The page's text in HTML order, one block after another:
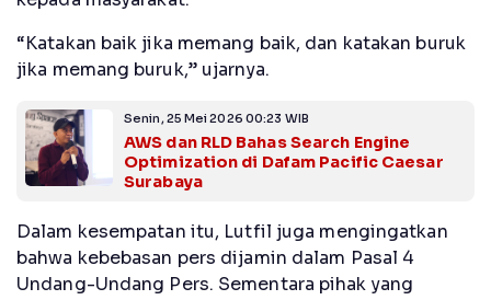
“Katakan baik jika memang baik, dan katakan buruk
jika memang buruk,” ujarnya.
Senin, 25 Mei 2026 00:23 WIB
AWS dan RLD Bahas Search Engine
Optimization di Dafam Pacific Caesar
Surabaya
Dalam kesempatan itu, Lutfil juga mengingatkan
bahwa kebebasan pers dijamin dalam Pasal 4
Undang-Undang Pers. Sementara pihak yang